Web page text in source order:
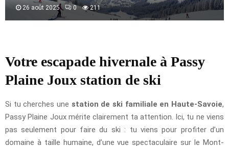
26 août 2025 0 211
Votre escapade hivernale à Passy
Plaine Joux station de ski
Si tu cherches une station de ski familiale en Haute-Savoie,
Passy Plaine Joux mérite clairement ta attention. Ici, tu ne viens
pas seulement pour faire du ski : tu viens pour profiter d’un
domaine à taille humaine, d’une vue spectaculaire sur le Mont-